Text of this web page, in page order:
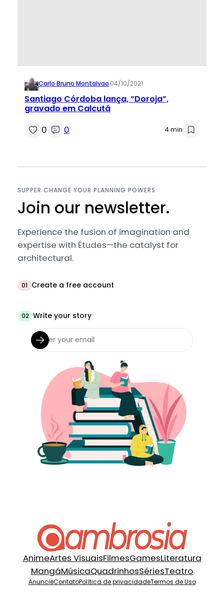
Carlo Bruno Montalvao·04/10/2021
Santiago Córdoba lança, “Doroja”,
gravado em Calcutá
0 0 4 min
SUPPER CHANGE YOUR PLANNING POWERS
Join our newsletter.
Experience the fusion of imagination and
expertise with Études—the catalyst for
architectural.
01 Create a free account
02 Write your story
AnimeArtes VisuaisFilmesGamesLiteratura
MangáMúsicaQuadrinhosSériesTeatro
AnuncieContatoPolítica de privacidadeTermos de Uso